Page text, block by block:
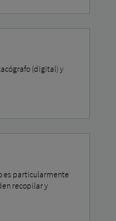
(digital) y
es particularmente
recopilar y